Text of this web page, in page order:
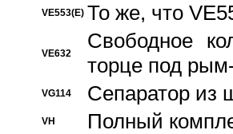
VE553(E) То же, что
VE632
Свободное
торце под
VG114 Сепаратор из
VH Полный